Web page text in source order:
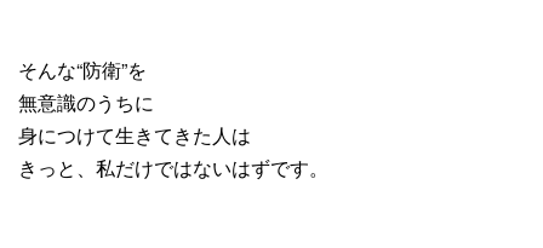
そんな“防衛”を
無意識のうちに
身につけて生きてきた人は
きっと、私だけではないはずです。